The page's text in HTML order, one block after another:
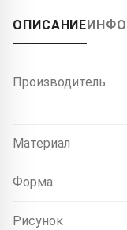
ОПИСАНИЕ
Производитель
Материал
Форма
Рисунок